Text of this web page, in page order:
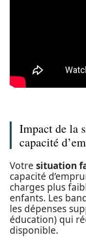
Impact de la
capacité
Votre situation
capacité
charges plus
enfants. Les
les dépenses
éducation) qui
disponible.